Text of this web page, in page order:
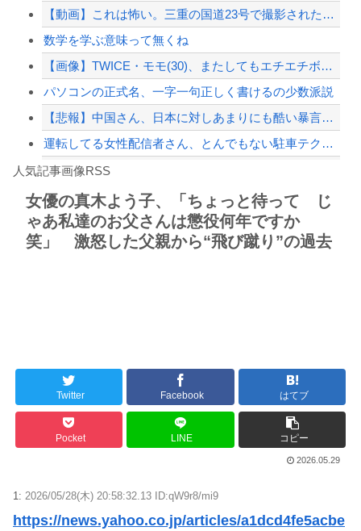
テスラ、26年中に日本の納車拠点を6割増 販売急増による混乱収拾へ
【緊急速報】NYで警官が黒人男性の首を絞め、暴動第二波不可避へ
Powered by livedoor 相互RSS
【動画】これは怖い。三重の国道23号で撮影された避けようがないもらい事故の瞬間。
数学を学ぶ意味って無くね
【画像】TWICE・モモ(30)、またしてもエチエチボデーを披露wwwwwwww...
パソコンの正式名、一字一句正しく書けるの少数派説
【悲報】中国さん、日本に対しあまりにも酷い暴言を放つ 「侵略戦争仕掛けたくせに...
運転してる女性配信者さん、とんでもない駐車テクニックを見せつけてネット民をドン引...
大男「1回戦の相手はこのｶﾞｷか？楽勝だな」少年剣士「…ふんっ、あまり調子に乗ら...
8/4のニュース
日本旅行キャンセルすべきか…1万年ぶり史上最大級の火山の兆し＝韓国の反応
Powered by livedoor 相互RSS
人気記事画像RSS
女優の真木よう子、「ちょっと待って じ
ゃあ私達のお父さんは懲役何年ですか
笑」 激怒した父親から“飛び蹴り”の過去
Twitter Facebook はてブ
Pocket LINE コピー
2026.05.29
1: 2026/05/28(木) 20:58:32.13 ID:qW9r8/mi9
https://news.yahoo.co.jp/articles/a1dcd4fe5acbe